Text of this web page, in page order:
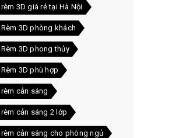
rèm 3D giá rẻ tại Hà Nội
Rèm 3D phòng khách
Rèm 3D phong thủy
Rèm 3D phù hợp
rèm cản sáng
rèm cản sáng 2 lớp
rèm cản sáng cho phòng ngủ